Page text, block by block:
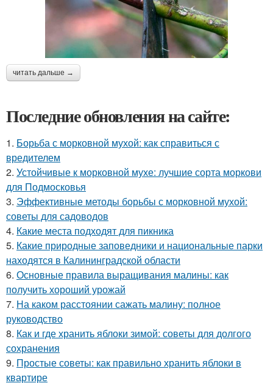
читать дальше →
Последние обновления на сайте:
1. Борьба с морковной мухой: как справиться с
вредителем
2. Устойчивые к морковной мухе: лучшие сорта моркови
для Подмосковья
3. Эффективные методы борьбы с морковной мухой:
советы для садоводов
4. Какие места подходят для пикника
5. Какие природные заповедники и национальные парки
находятся в Калининградской области
6. Основные правила выращивания малины: как
получить хороший урожай
7. На каком расстоянии сажать малину: полное
руководство
8. Как и где хранить яблоки зимой: советы для долгого
сохранения
9. Простые советы: как правильно хранить яблоки в
квартире